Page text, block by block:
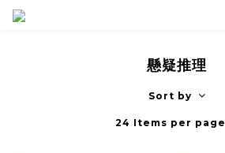
懸疑推理
Sort by
24 Items per page